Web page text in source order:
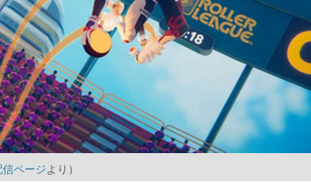
ページより）